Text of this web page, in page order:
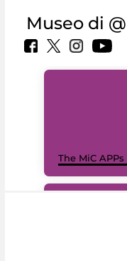
Museo di
The MiC APPs